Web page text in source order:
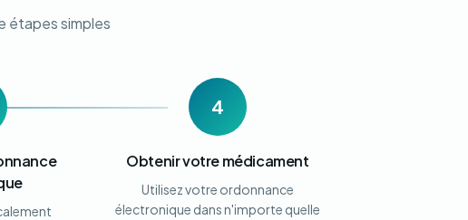
étapes simples
4
Obtenir votre médicament
Utilisez votre ordonnance
électronique dans n'importe quelle